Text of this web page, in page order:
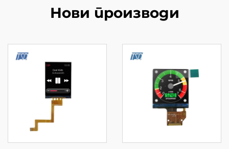
Нови производи